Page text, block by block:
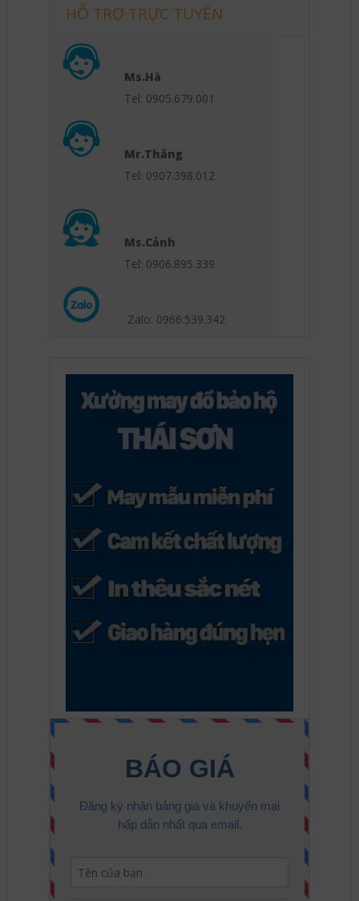
HỖ TRỢ TRỰC TUYẾN
Ms.Hà
Tel: 0905.679.001
Mr.Thắng
Tel: 0907.398.012
Ms.Cảnh
Tel: 0906.895.339
Zalo: 0966.539.342